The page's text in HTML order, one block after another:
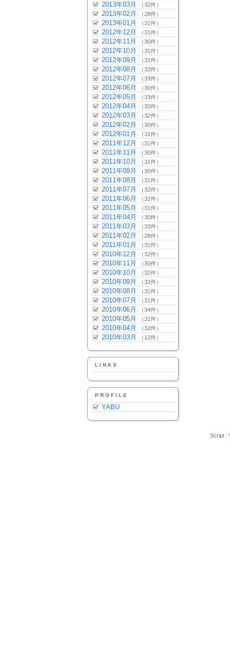
2013年03月 （32件）
2013年02月 （28件）
2013年01月 （31件）
2012年12月 （31件）
2012年11月 （30件）
2012年10月 （31件）
2012年09月 （31件）
2012年08月 （32件）
2012年07月 （33件）
2012年06月 （30件）
2012年05月 （33件）
2012年04月 （30件）
2012年03月 （32件）
2012年02月 （30件）
2012年01月 （31件）
2011年12月 （31件）
2011年11月 （30件）
2011年10月 （31件）
2011年09月 （30件）
2011年08月 （31件）
2011年07月 （32件）
2011年06月 （32件）
2011年05月 （31件）
2011年04月 （30件）
2011年03月 （33件）
2011年02月 （28件）
2011年01月 （31件）
2010年12月 （32件）
2010年11月 （30件）
2010年10月 （32件）
2010年09月 （32件）
2010年08月 （31件）
2010年07月 （31件）
2010年06月 （34件）
2010年05月 （31件）
2010年04月 （32件）
2010年03月 （12件）
LINKS
PROFILE
YABU
Script :